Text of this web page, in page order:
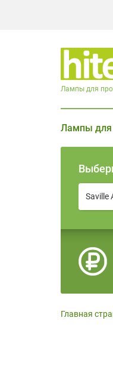
Лампы для
Лампы для
Saville
Главная